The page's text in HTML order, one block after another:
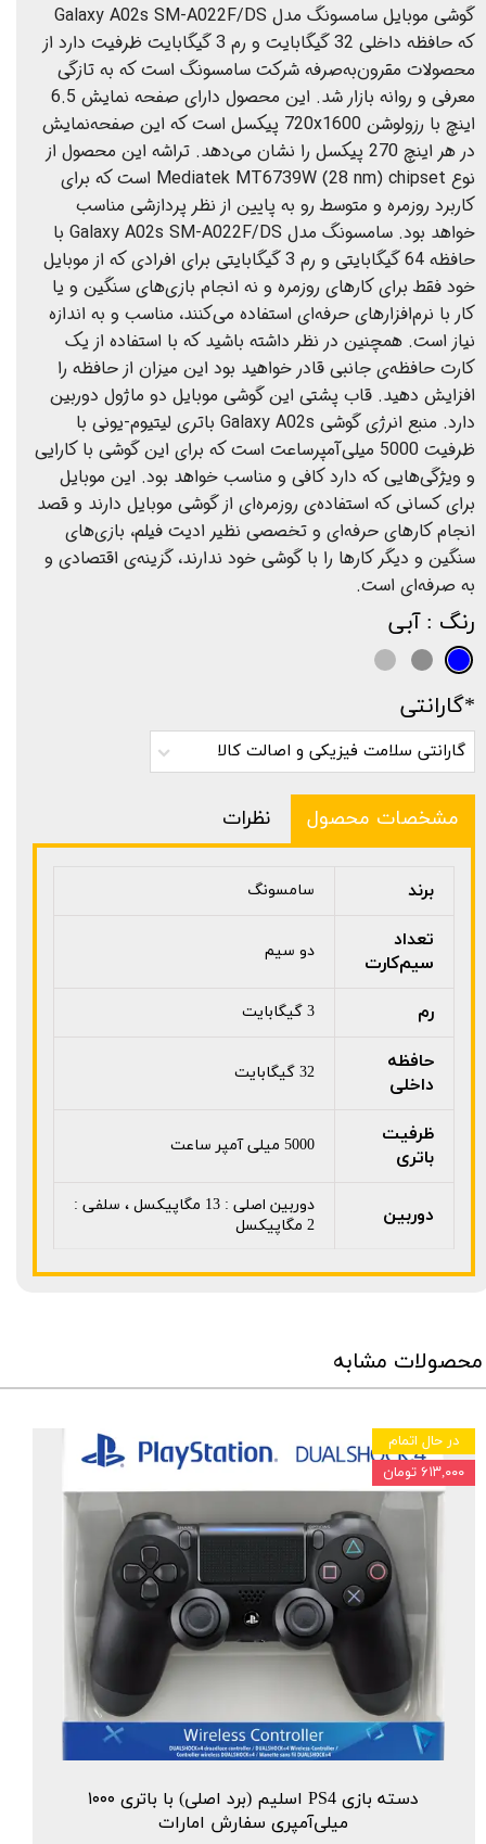
گوشی موبایل سامسونگ مدل Galaxy A02s SM-A022F/DS
که حافظه داخلی 32 گیگابایت و رم 3 گیگابایت ظرفیت دارد از
محصولات مقرون‌به‌صرفه شرکت سامسونگ است که به تازگی
معرفی و روانه بازار شد. این محصول دارای صفحه نمایش 6.5
اینچ با رزولوشن 720x1600 پیکسل است که این صفحه‌نمایش
در هر اینچ 270 پیکسل را نشان می‌دهد. تراشه این محصول از
نوع Mediatek MT6739W (28 nm) chipset است که برای
کاربرد روزمره و متوسط رو به پایین از نظر پردازشی مناسب
خواهد بود. سامسونگ مدل Galaxy A02s SM-A022F/DS با
حافظه 64 گیگابایتی و رم 3 گیگابایتی برای افرادی که از موبایل
خود فقط برای کارهای روزمره و نه انجام بازی‌های سنگین و یا
کار با نرم‌افزارهای حرفه‌ای استفاده می‌کنند، مناسب و به اندازه
نیاز است. همچنین در نظر داشته باشید که با استفاده از یک
کارت حافظه‌ی جانبی قادر خواهید بود این میزان از حافظه را
افزایش دهید. قاب پشتی این گوشی موبایل دو ماژول دوربین
دارد. منبع انرژی گوشی Galaxy A02s باتری لیتیوم-یونی با
ظرفیت 5000 میلی‌آمپرساعت است که برای این گوشی با کارایی
و ویژگی‌هایی که دارد کافی و مناسب خواهد بود. این موبایل
برای کسانی که استفاده‌ی روزمره‌ای از گوشی موبایل دارند و قصد
انجام کارهای حرفه‌ای و تخصصی نظیر ادیت فیلم، بازی‌های
سنگین و دیگر کارها را با گوشی خود ندارند، گزینه‌ی اقتصادی و
به صرفه‌ای است.
رنگ : آبی
*گارانتی
گارانتی سلامت فیزیکی و اصالت کالا
مشخصات محصول نظرات
برند سامسونگ
تعداد
سیم‌کارت
دو سیم
رم 3 گیگابایت
حافظه
داخلی
32 گیگابایت
ظرفیت
باتری
5000 میلی آمپر ساعت
دوربین
دوربین اصلی : 13 مگاپیکسل ، سلفی :
2 مگاپیکسل
محصولات مشابه
دسته بازی PS4 اسلیم (برد اصلی) با باتری ۱۰۰۰
میلی‌آمپری سفارش امارات
در حال اتمام
۶۱۳,۰۰۰ تومان